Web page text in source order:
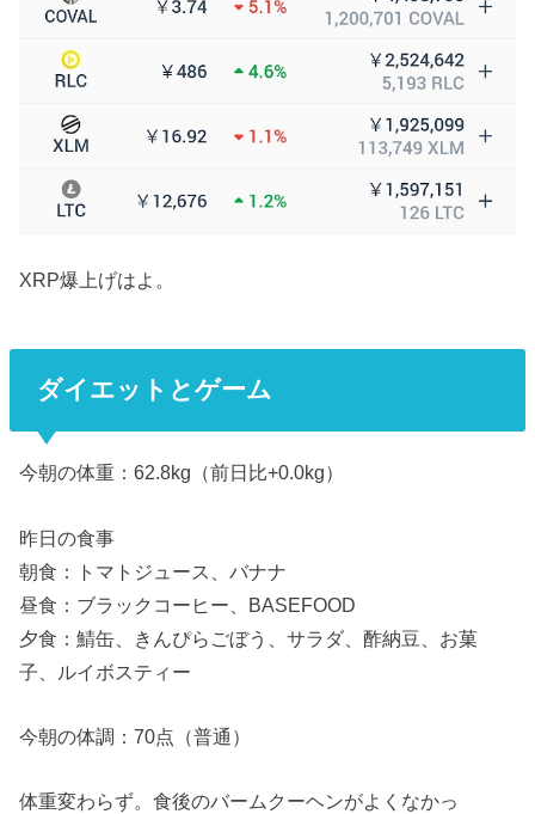
XRP爆上げはよ。
ダイエットとゲーム
今朝の体重：62.8kg（前日比+0.0kg）
昨日の食事
朝食：トマトジュース、バナナ
昼食：ブラックコーヒー、BASEFOOD
夕食：鯖缶、きんぴらごぼう、サラダ、酢納豆、お菓
子、ルイボスティー
今朝の体調：70点（普通）
体重変わらず。食後のバームクーヘンがよくなかっ